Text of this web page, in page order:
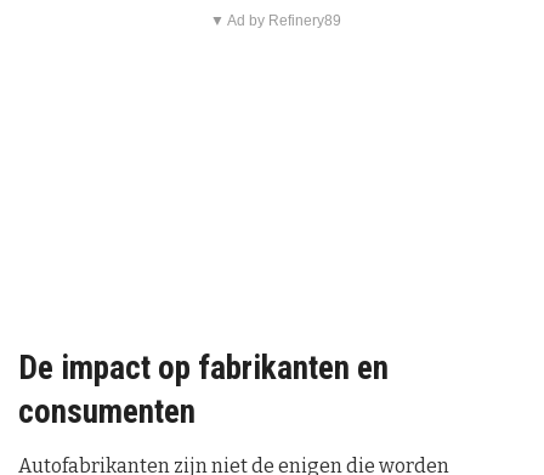
▼ Ad by Refinery89
De impact op fabrikanten en
consumenten
Autofabrikanten zijn niet de enigen die worden